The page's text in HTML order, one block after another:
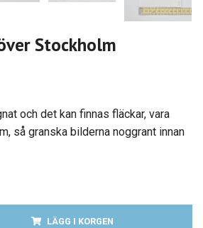
Stockholm
och det kan finnas fläckar, vara
så granska bilderna noggrant innan
LÄGG I KORGEN